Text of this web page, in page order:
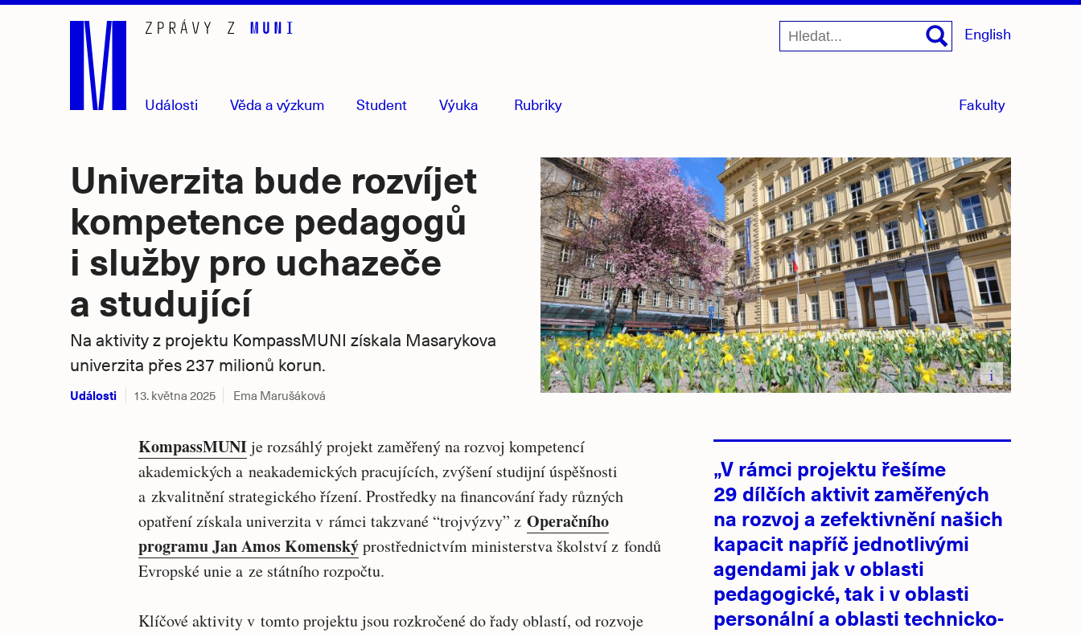
Události Věda a výzkum Student Výuka Rubriky Fakultymenu
English
Univerzita bude rozvíjet
kompetence pedagogů
i služby pro uchazeče
a studující
Na aktivity z projektu KompassMUNI získala Masarykova
univerzita přes 237 milionů korun.
Události 13. května 2025 Ema Marušáková
i
„V rámci projektu řešíme
29 dílčích aktivit zaměřených
na rozvoj a zefektivnění našich
kapacit napříč jednotlivými
agendami jak v oblasti
pedagogické, tak i v oblasti
personální a oblasti technicko-
KompassMUNIje rozsáhlý projekt zaměřený na rozvoj kompetencí
akademických a neakademických pracujících, zvýšení studijní úspěšnosti
a zkvalitnění strategického řízení. Prostředky na financování řady různých
opatření získala univerzita v rámci takzvané “trojvýzvy” z Operačního
programu Jan Amos Komenskýprostřednictvím ministerstva školství z fondů
Evropské unie a ze státního rozpočtu.
Klíčové aktivity v tomto projektu jsou rozkročené do řady oblastí, od rozvoje